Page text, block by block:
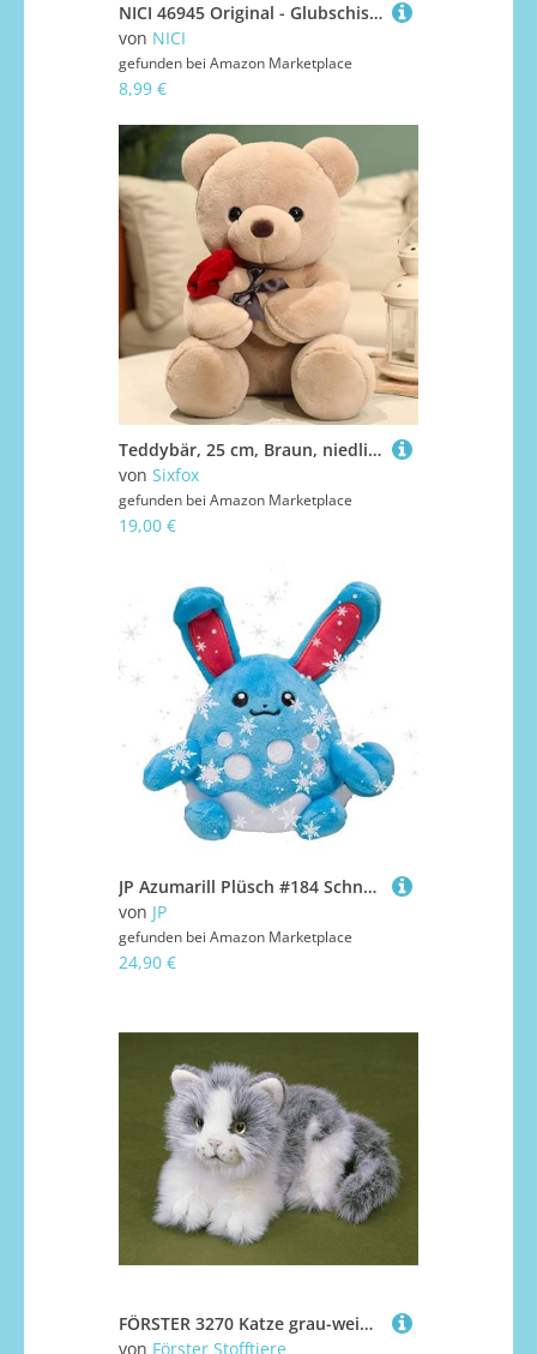
NICI 46945 Original - Glubschis Hobson 15 cm - Cuddly toy monkey with big eyes - Fluffy plush toy with glitter eyes - cuddly toy for cuddly toy lovers, brown/beige
von NICI
gefunden bei Amazon Marketplace
8,99 €
Teddybär, 25 cm, Braun, niedlicher Teddybär, Plüsch, personalisierbar, Geschenk für Puppen, kleiner Bär, weich, Geburtstag, Geschenk für Jungen und Mädchen
von Sixfox
gefunden bei Amazon Marketplace
19,00 €
JP Azumarill Plüsch #184 Schnapp sie dir alle!
von JP
gefunden bei Amazon Marketplace
24,90 €
FÖRSTER 3270 Katze grau-weiß liegend 20 cm lang
von Förster Stofftiere